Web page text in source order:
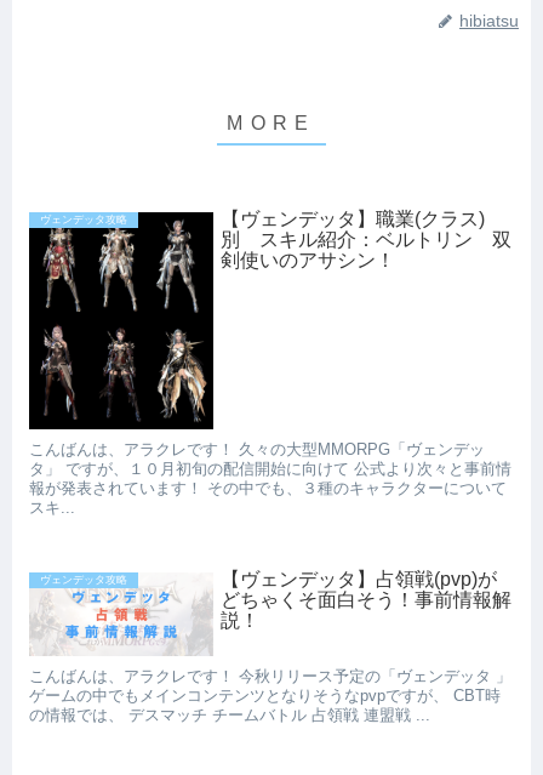
hibiatsu
ヴェンデッタ攻略
【ヴェンデッタ】職業(クラス)
別 スキル紹介：ベルトリン 双
剣使いのアサシン！
こんばんは、アラクレです！ 久々の大型MMORPG「ヴェンデッ
タ」 ですが、１０月初旬の配信開始に向けて 公式より次々と事前情
報が発表されています！ その中でも、３種のキャラクターについて
スキ...
ヴェンデッタ攻略
【ヴェンデッタ】占領戦(pvp)が
どちゃくそ面白そう！事前情報解
説！
こんばんは、アラクレです！ 今秋リリース予定の「ヴェンデッタ 」
ゲームの中でもメインコンテンツとなりそうなpvpですが、 CBT時
の情報では、 デスマッチ チームバトル 占領戦 連盟戦 ...